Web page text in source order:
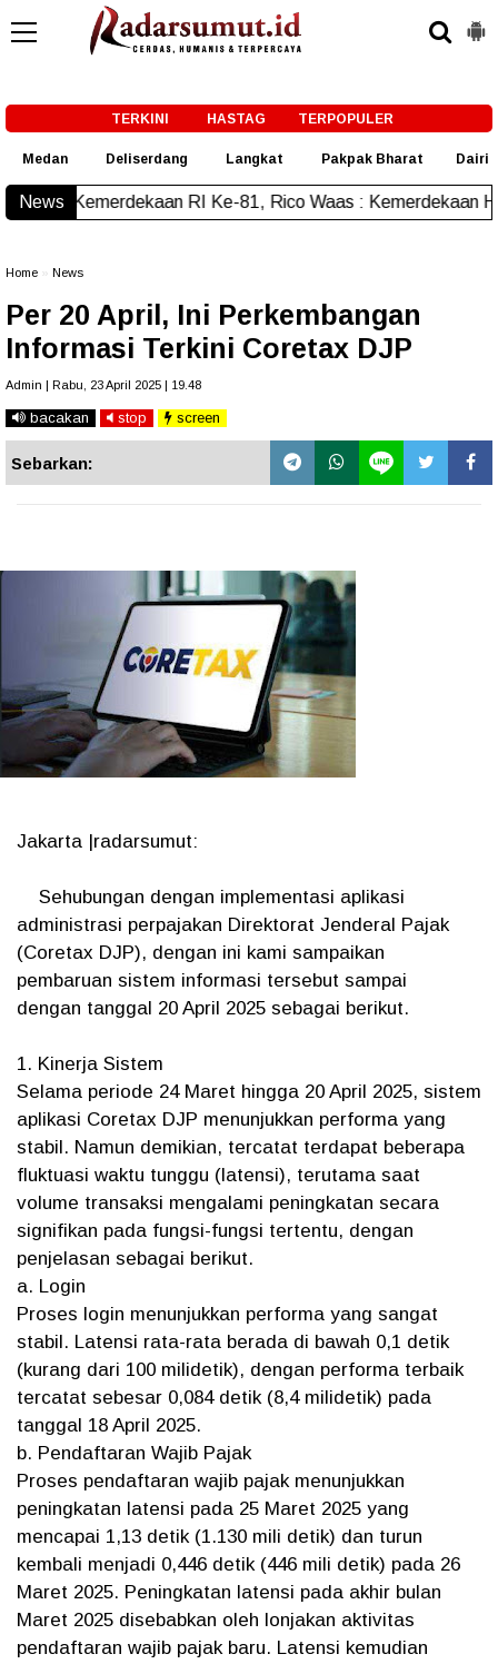
TERKINI HASTAG TERPOPULER
Medan Deliserdang Langkat Pakpak Bharat Dairi
News
RI Ke-81, Rico Waas : Kemerdekaan Harus Dirasakan
Home News
Per 20 April, Ini Perkembangan
Informasi Terkini Coretax DJP
Admin | Rabu, 23 April 2025 | 19.48
bacakan stop screen
Sebarkan:
Jakarta |radarsumut:
Sehubungan dengan implementasi aplikasi
administrasi perpajakan Direktorat Jenderal Pajak
(Coretax DJP), dengan ini kami sampaikan
pembaruan sistem informasi tersebut sampai
dengan tanggal 20 April 2025 sebagai berikut.
1. Kinerja Sistem
Selama periode 24 Maret hingga 20 April 2025, sistem
aplikasi Coretax DJP menunjukkan performa yang
stabil. Namun demikian, tercatat terdapat beberapa
fluktuasi waktu tunggu (latensi), terutama saat
volume transaksi mengalami peningkatan secara
signifikan pada fungsi-fungsi tertentu, dengan
penjelasan sebagai berikut.
a. Login
Proses login menunjukkan performa yang sangat
stabil. Latensi rata-rata berada di bawah 0,1 detik
(kurang dari 100 milidetik), dengan performa terbaik
tercatat sebesar 0,084 detik (8,4 milidetik) pada
tanggal 18 April 2025.
b. Pendaftaran Wajib Pajak
Proses pendaftaran wajib pajak menunjukkan
peningkatan latensi pada 25 Maret 2025 yang
mencapai 1,13 detik (1.130 mili detik) dan turun
kembali menjadi 0,446 detik (446 mili detik) pada 26
Maret 2025. Peningkatan latensi pada akhir bulan
Maret 2025 disebabkan oleh lonjakan aktivitas
pendaftaran wajib pajak baru. Latensi kemudian